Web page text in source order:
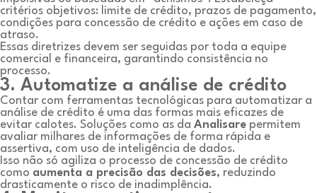
critérios objetivos: limite de crédito, prazos de pagamento,
condições para concessão de crédito e ações em caso de
atraso.
Essas diretrizes devem ser seguidas por toda a equipe
comercial e financeira, garantindo consistência no
processo.
3. Automatize a análise de crédito
Contar com ferramentas tecnológicas para automatizar a
análise de crédito é uma das formas mais eficazes de
evitar calotes. Soluções como as da Analisare permitem
avaliar milhares de informações de forma rápida e
assertiva, com uso de inteligência de dados.
Isso não só agiliza o processo de concessão de crédito
como aumenta a precisão das decisões, reduzindo
drasticamente o risco de inadimplência.